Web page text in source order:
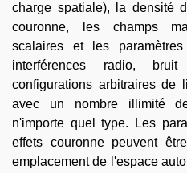
charge spatiale), la densité
couronne, les champs
scalaires et les
interférences radio,
configurations arbitraires de
avec un nombre illimité
n'importe quel type. Les
effets couronne peuvent
emplacement de l'espace